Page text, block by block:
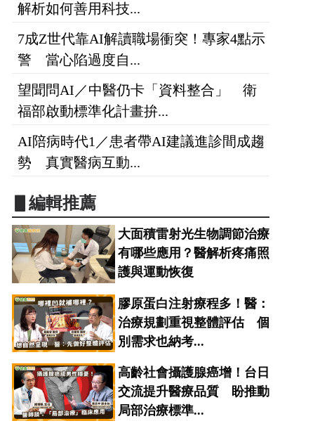
解析如何善用科技...
7成Z世代靠AI解讀職場衝突！專家4點示
警 當心陷過度自...
望聞問AI／中醫仍卡「資料整合」 衛
福部啟動標準化計畫拚...
AI陪病時代1／患者帶AI建議進診間成趨
勢 真實醫病互動...
▋編輯推薦
大面積雷射光生物調節治療
有哪些應用？醫解析疼痛照
護與運動恢復
膠原蛋白注射療程多！醫：
治療規劃重視整體評估 個
別需求也納考...
高齡社會攝護腺癌增！台日
交流提升醫療品質 盼推動
局部治療標準...